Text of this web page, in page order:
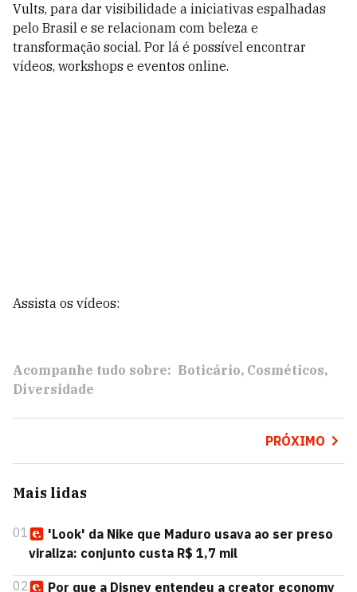
Vults, para dar visibilidade a iniciativas espalhadas
pelo Brasil e se relacionam com beleza e
transformação social. Por lá é possível encontrar
vídeos, workshops e eventos online.
Assista os vídeos:
Acompanhe tudo sobre: Boticário Cosméticos
Diversidade
PRÓXIMO
Mais lidas
01
'Look' da Nike que Maduro usava ao ser preso
viraliza: conjunto custa R$ 1,7 mil
02 Por que a Disney entendeu a creator economy